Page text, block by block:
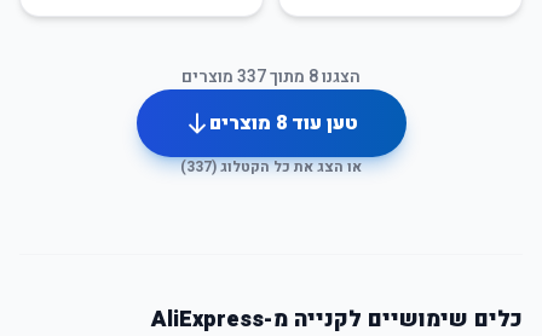
הצגנו8 מתוך337מוצרים
טען עוד8 מוצרים
או הצג את כל הקטלוג (337
)
כלים שימושיים לקנייה מ-AliExpress